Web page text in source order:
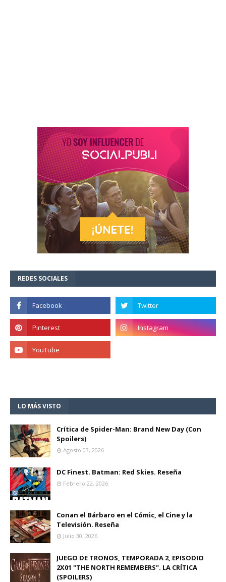
REDES SOCIALES
LO MÁS VISTO
Crítica de Spider-Man: Brand New Day (Con
Spoilers)
Agosto 03, 2026
DC Finest. Batman: Red Skies. Reseña
Febrero 22, 2026
Conan el Bárbaro en el Cómic, el Cine y la
Televisión. Reseña
Julio 30, 2026
JUEGO DE TRONOS, TEMPORADA 2, EPISODIO
2X01 "THE NORTH REMEMBERS". LA CRÍTICA
(SPOILERS)